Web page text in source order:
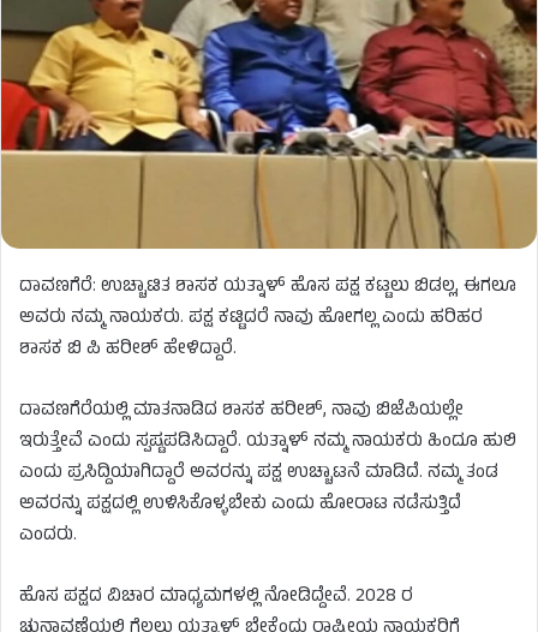
ದಾವಣಗೆರೆ: ಉಚ್ಚಾಟಿತ ಶಾಸಕ ಯತ್ನಾಳ್ ಹೊಸ ಪಕ್ಷ ಕಟ್ಟಲು ಬಿಡಲ್ಲ, ಈಗಲೂ
ಅವರು ನಮ್ಮ‌ ನಾಯಕರು. ಪಕ್ಷ ಕಟ್ಟಿದರೆ ನಾವು ಹೋಗಲ್ಲ ಎಂದು ಹರಿಹರ
ಶಾಸಕ ಬಿ ಪಿ ಹರೀಶ್​ ಹೇಳಿದ್ದಾರೆ.
ದಾವಣಗೆರೆಯಲ್ಲಿ ಮಾತನಾಡಿದ ಶಾಸಕ ಹರೀಶ್​, ನಾವು ಬಿಜೆಪಿಯಲ್ಲೇ
ಇರುತ್ತೇವೆ ಎಂದು ಸ್ಪಷ್ಟಪಡಿಸಿದ್ದಾರೆ. ಯತ್ನಾಳ್ ನಮ್ಮ ನಾಯಕರು ಹಿಂದೂ ಹುಲಿ
ಎಂದು ಪ್ರಸಿದ್ದಿಯಾಗಿದ್ದಾರೆ ಅವರನ್ನು ಪಕ್ಷ ಉಚ್ಚಾಟನೆ ಮಾಡಿದೆ. ನಮ್ಮ ತಂಡ
ಅವರನ್ನು ಪಕ್ಷದಲ್ಲಿ ಉಳಿಸಿಕೊಳ್ಳಬೇಕು ಎಂದು ಹೋರಾಟ ನಡೆಸುತ್ತಿದೆ
ಎಂದರು.
ಹೊಸ‌ ಪಕ್ಷದ ವಿಚಾರ ಮಾಧ್ಯಮಗಳಲ್ಲಿ ನೋಡಿದ್ದೇವೆ. 2028 ರ